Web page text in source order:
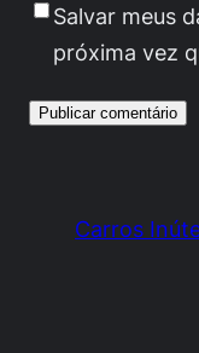
Salvar meus
próxima vez
Carros